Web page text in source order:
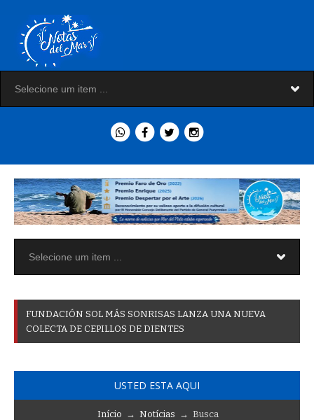
FUNDACIÓN SOL MÁS SONRISAS LANZA UNA NUEVA
COLECTA DE CEPILLOS DE DIENTES
USTED ESTA AQUI
Início → Notícias → Busca